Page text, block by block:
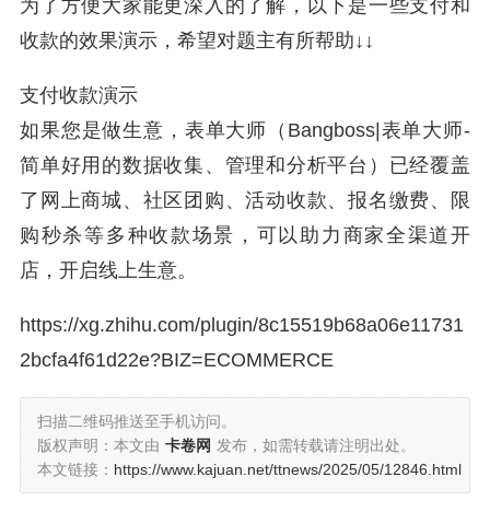
为了方便大家能更深入的了解，以下是一些支付和
收款的效果演示，希望对题主有所帮助↓↓
支付收款演示
如果您是做生意，表单大师（Bangboss|表单大师-
简单好用的数据收集、管理和分析平台）已经覆盖
了网上商城、社区团购、活动收款、报名缴费、限
购秒杀等多种收款场景，可以助力商家全渠道开
店，开启线上生意。
https://xg.zhihu.com/plugin/8c15519b68a06e11731
2bcfa4f61d22e?BIZ=ECOMMERCE
扫描二维码推送至手机访问。
版权声明：本文由 卡卷网 发布，如需转载请注明出处。
本文链接： https://www.kajuan.net/ttnews/2025/05/12846.html